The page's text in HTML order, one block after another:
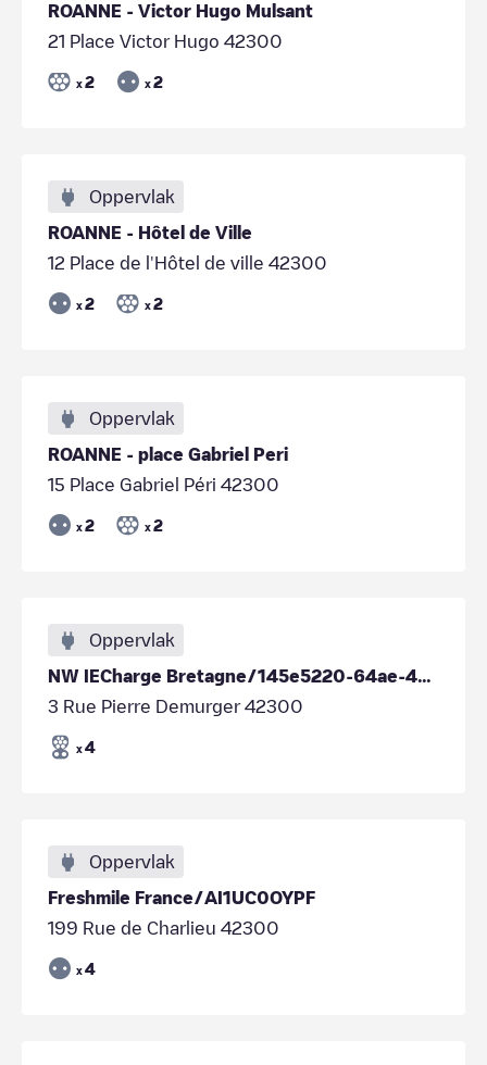
ROANNE - Victor Hugo Mulsant
21 Place Victor Hugo 42300
x 2 x 2
Oppervlak
ROANNE - Hôtel de Ville
12 Place de l'Hôtel de ville 42300
x 2 x 2
Oppervlak
ROANNE - place Gabriel Peri
15 Place Gabriel Péri 42300
x 2 x 2
Oppervlak
NW IECharge Bretagne/145e5220-64ae-465d-afd9-59755d5d9219
3 Rue Pierre Demurger 42300
x 4
Oppervlak
Freshmile France/AI1UC0OYPF
199 Rue de Charlieu 42300
x 4